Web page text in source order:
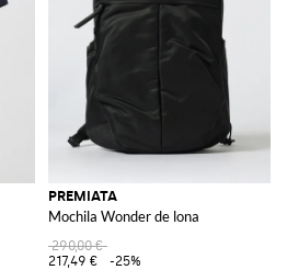
PREMIATA
Mochila Wonder de lona
290,00 €
217,49 €
-25%